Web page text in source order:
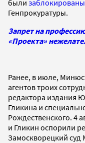
были заблокированы
Генпрокуратуры.
Запрет на
«Проекта»
Ранее, в июле,
агентов троих
редактора издания
Гликина и
Рождественского. 4
и Гликин оспорили
Замоскворецкий суд